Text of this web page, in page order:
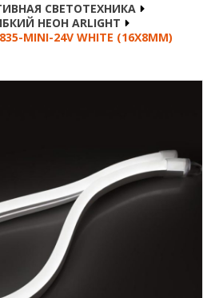
СВЕТОТЕХНИКА
НЕОН ARLIGHT
MINI-24V WHITE (16X8MM)